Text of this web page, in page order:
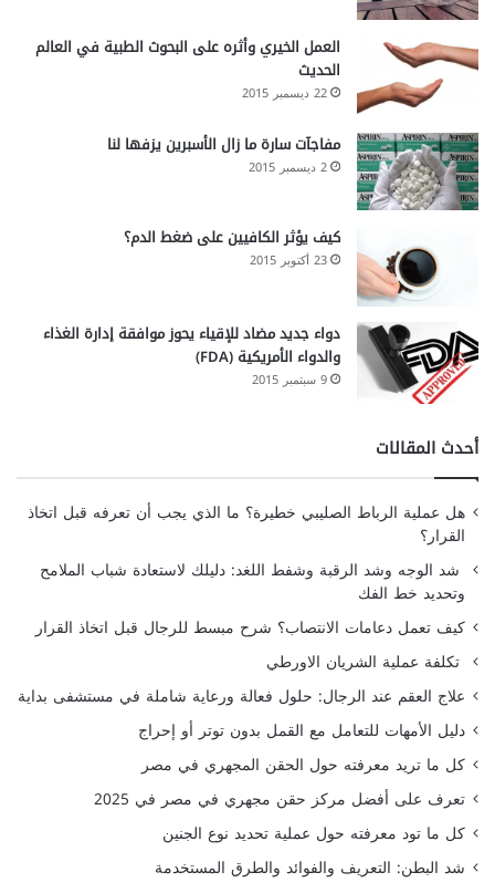
العمل الخيري وأثره على البحوث الطبية في العالم
الحديث
22 ديسمبر 2015
مفاجآت سارة ما زال الأسبرين يزفها لنا
2 ديسمبر 2015
كيف يؤثر الكافيين على ضغط الدم؟
23 أكتوبر 2015
دواء جديد مضاد للإقياء يحوز موافقة إدارة الغذاء
والدواء الأمريكية (FDA)
9 سبتمبر 2015
أحدث المقالات
هل عملية الرباط الصليبي خطيرة؟ ما الذي يجب أن تعرفه قبل اتخاذ
القرار؟
شد الوجه وشد الرقبة وشفط اللغد: دليلك لاستعادة شباب الملامح
وتحديد خط الفك
كيف تعمل دعامات الانتصاب؟ شرح مبسط للرجال قبل اتخاذ القرار
تكلفة عملية الشريان الاورطي
علاج العقم عند الرجال: حلول فعالة ورعاية شاملة في مستشفى بداية
دليل الأمهات للتعامل مع القمل بدون توتر أو إحراج
كل ما تريد معرفته حول الحقن المجهري في مصر
تعرف على أفضل مركز حقن مجهري في مصر في 2025
كل ما تود معرفته حول عملية تحديد نوع الجنين
شد البطن: التعريف والفوائد والطرق المستخدمة